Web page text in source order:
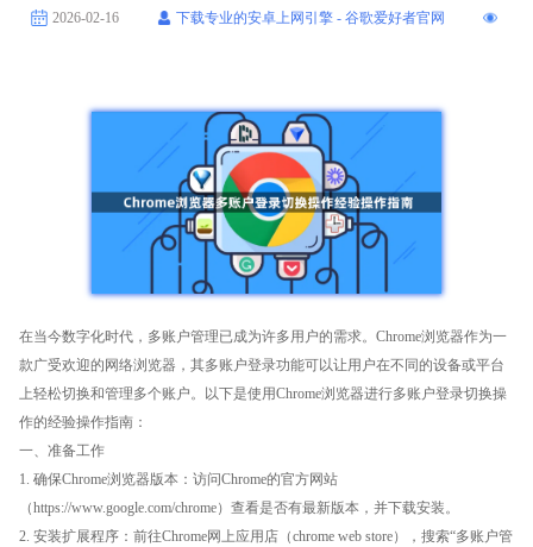
2026-02-16 下载专业的安卓上网引擎 - 谷歌爱好者官网
在当今数字化时代，多账户管理已成为许多用户的需求。Chrome浏览器作为一
款广受欢迎的网络浏览器，其多账户登录功能可以让用户在不同的设备或平台
上轻松切换和管理多个账户。以下是使用Chrome浏览器进行多账户登录切换操
作的经验操作指南：
一、准备工作
1. 确保Chrome浏览器版本：访问Chrome的官方网站
（https://www.google.com/chrome）查看是否有最新版本，并下载安装。
2. 安装扩展程序：前往Chrome网上应用店（chrome web store），搜索“多账户管